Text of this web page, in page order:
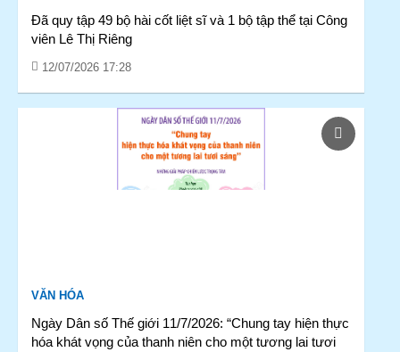
Đã quy tập 49 bộ hài cốt liệt sĩ và 1 bộ tập thể tại Công
viên Lê Thị Riêng
12/07/2026 17:28
VĂN HÓA
Ngày Dân số Thế giới 11/7/2026: “Chung tay hiện thực
hóa khát vọng của thanh niên cho một tương lai tươi